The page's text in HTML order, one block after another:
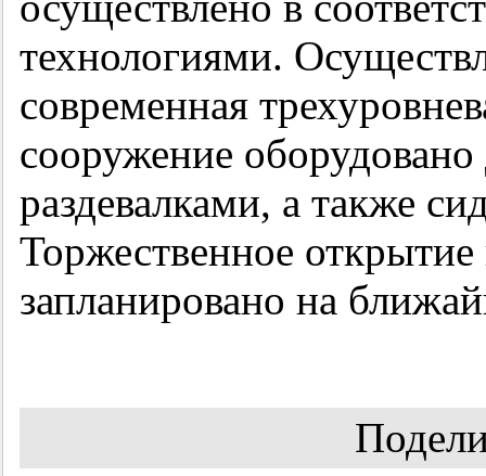
технологиями.
современная
сооружение
раздевалками, а также
Торжественное
запланировано на